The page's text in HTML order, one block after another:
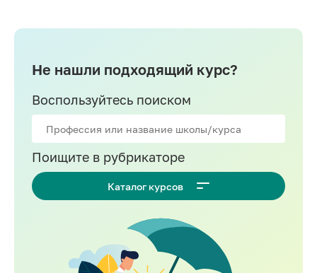
Не нашли подходящий курс?
Воспользуйтесь поиском
Поищите в рубрикаторе
Каталог курсов